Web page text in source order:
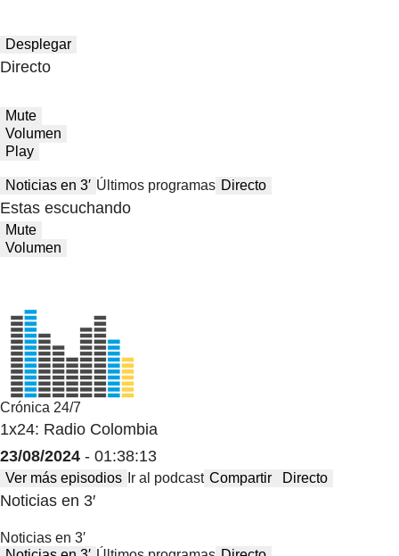
Desplegar
Directo
Mute
Volumen
Play
Noticias en 3′ Últimos programas Directo
Estas escuchando
Mute
Volumen
Crónica 24/7
1x24: Radio Colombia
23/08/2024 - 01:38:13
Ver más episodios Ir al podcast Compartir Directo
Noticias en 3′
Noticias en 3′